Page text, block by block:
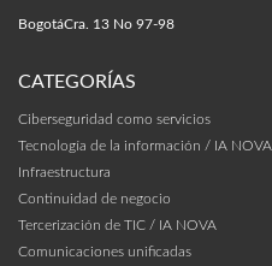
BogotáCra. 13 No 97-98
CATEGORÍAS
Ciberseguridad como servicios
Tecnología de la información / IA NOVA
Infraestructura
Continuidad de negocio
Tercerización de TIC / IA NOVA
Comunicaciones unificadas